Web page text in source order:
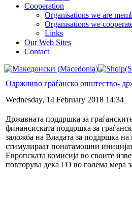
Cooperation
Organisations we are
Organisations we
Links
Our Web Sites
Contact
Одржливо граѓанско општество-
Wednesday, 14 February 2018 14:34
Државната поддршка за
финансиската поддршка за
заложба на Владата за поддршка на
стимулираат понатамошни
Европската комисија во своите
повторува дека ГО во голема мера